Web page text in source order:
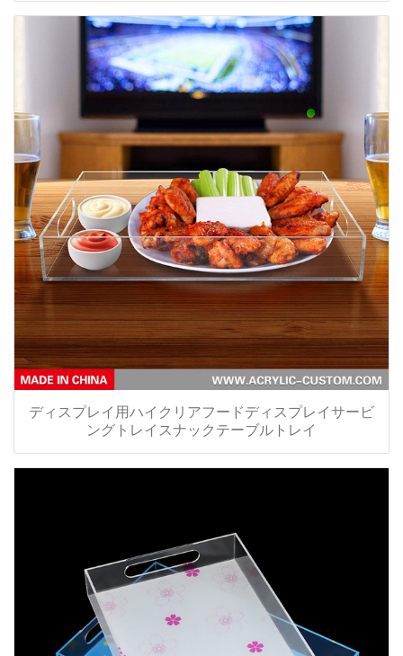
ディスプレイ用ハイクリアフードディスプレイサービ
ングトレイスナックテーブルトレイ